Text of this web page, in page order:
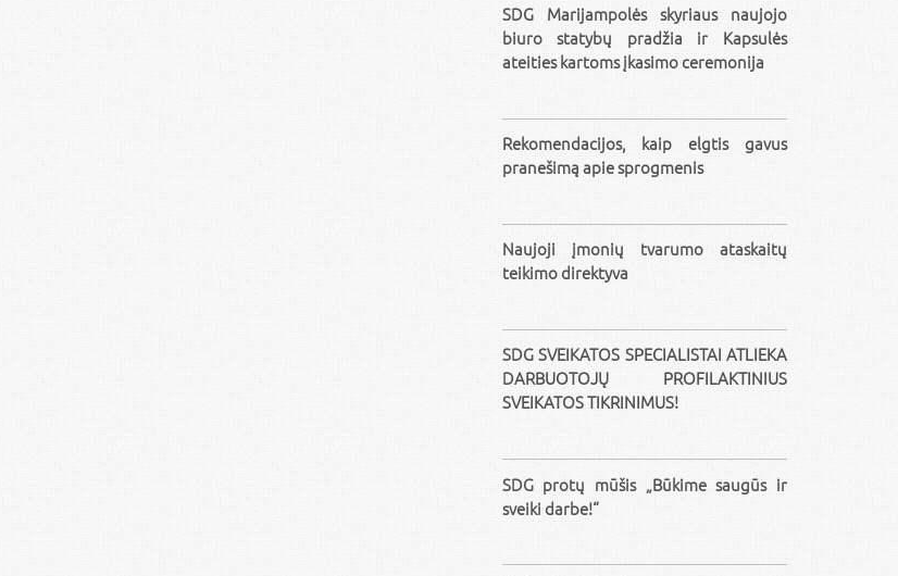
SDG Marijampolės skyriaus naujojo
biuro statybų pradžia ir Kapsulės
ateities kartoms įkasimo ceremonija
Rekomendacijos, kaip elgtis gavus
pranešimą apie sprogmenis
Naujoji įmonių tvarumo ataskaitų
teikimo direktyva
SDG SVEIKATOS SPECIALISTAI ATLIEKA
DARBUOTOJŲ PROFILAKTINIUS
SVEIKATOS TIKRINIMUS!
SDG protų mūšis „Būkime saugūs ir
sveiki darbe!“